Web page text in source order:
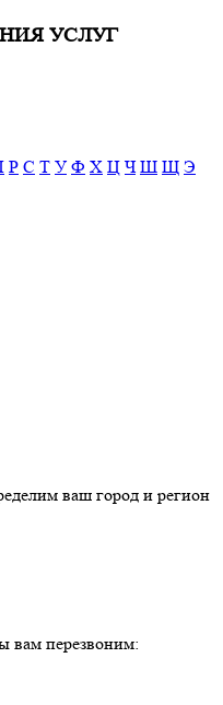
УСЛУГ
Р С Т У Ф Х Ц Ч Ш Щ Э
ваш город и регион
вам перезвоним: